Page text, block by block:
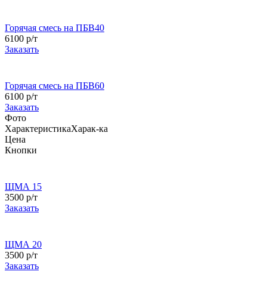
Горячая смесь на ПБВ40
6100 р/т
Заказать
Горячая смесь на ПБВ60
6100 р/т
Заказать
Фото
ХарактеристикаХарак-ка
Цена
Кнопки
ЩМА 15
3500 р/т
Заказать
ЩМА 20
3500 р/т
Заказать